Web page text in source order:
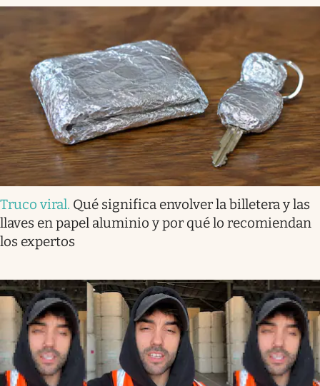
Truco viral. Qué significa envolver la billetera y las
llaves en papel aluminio y por qué lo recomiendan
los expertos